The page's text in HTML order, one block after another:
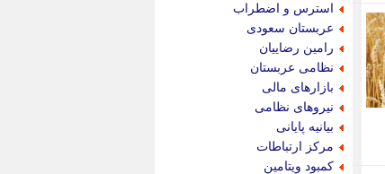
استرس و اضطراب
عربستان سعودی
رامین رضاییان
نظامی عربستان
بازارهای مالی
نیروهای نظامی
بیانیه پایانی
مرکز ارتباطات
کمبود ویتامین